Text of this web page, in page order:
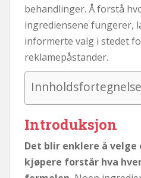
behandlinger. Å forstå
ingrediensene fungerer,
informerte valg i stedet
reklamepåstander.
Innholdsfortegnelse
Introduksjon
Det blir enklere å
kjøpere forstår hva